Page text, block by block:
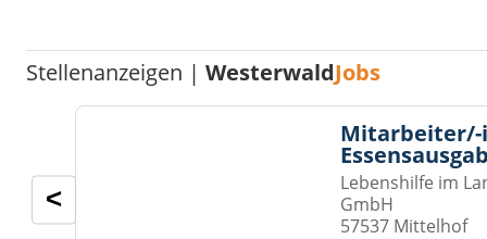
Stellenanzeigen |WesterwaldJobs
Lebenshilfe im
GmbH
57537 Mittelhof
<